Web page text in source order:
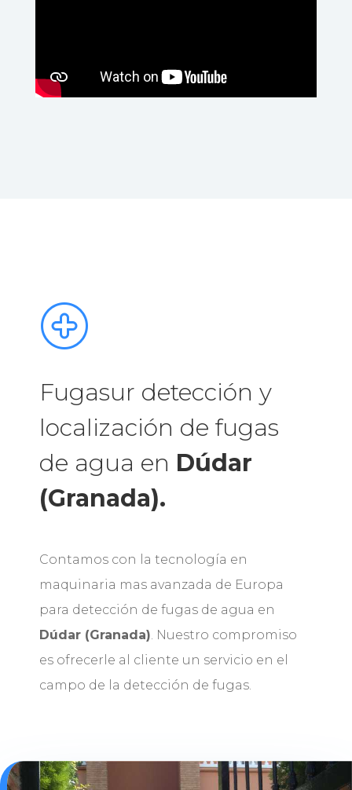
Fugasur detección y
localización de fugas
de agua en Dúdar
(Granada).
Contamos con la tecnología en
maquinaria mas avanzada de Europa
para detección de fugas de agua en
Dúdar (Granada). Nuestro compromiso
es ofrecerle al cliente un servicio en el
campo de la detección de fugas.